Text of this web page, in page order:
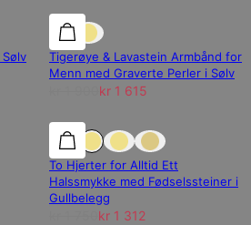
25% rabatt
15% rabatt
Tigerøye & Lavastein Armbånd for
Menn med Graverte Perler i Sølv
kr 1 615
25% rabatt
25% rabatt
To Hjerter for Alltid Ett
Halssmykke med Fødselssteiner i
Gullbelegg
kr 1 312